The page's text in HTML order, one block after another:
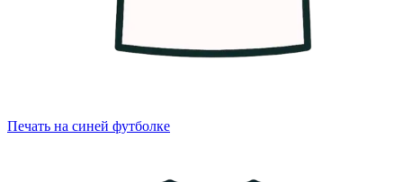
Печать на синей футболке